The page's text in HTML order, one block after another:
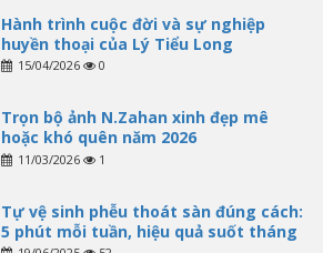
Hành trình cuộc đời và sự nghiệp
huyền thoại của Lý Tiểu Long
15/04/2026 0
Trọn bộ ảnh N.Zahan xinh đẹp mê
hoặc khó quên năm 2026
11/03/2026 1
Tự vệ sinh phễu thoát sàn đúng cách:
5 phút mỗi tuần, hiệu quả suốt tháng